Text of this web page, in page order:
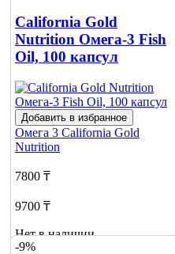
California Gold
Nutrition Омега-3 Fish
Oil, 100 капсул
Добавить в избранное
Омега 3 California Gold
Nutrition
7800 ₸
9700 ₸
Нет в наличии
-9%